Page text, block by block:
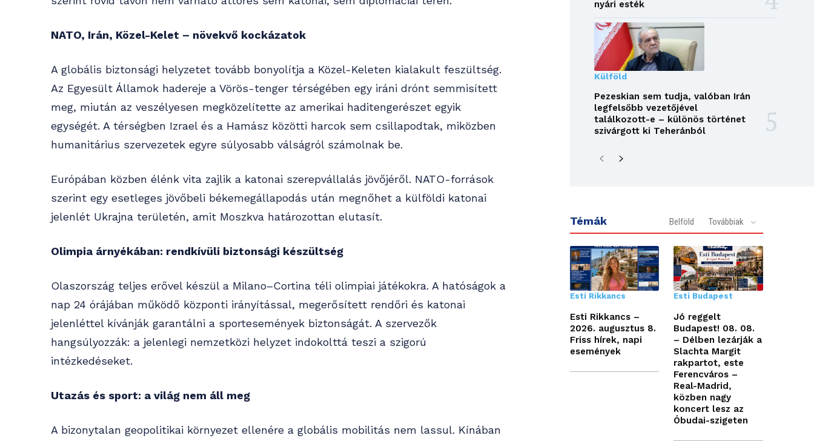
NATO, Irán, Közel-Kelet – növekvő kockázatok
A globális biztonsági helyzetet tovább bonyolítja a Közel-Keleten kialakult feszültség.
Az Egyesült Államok hadereje a Vörös-tenger térségében egy iráni drónt semmisített
meg, miután az veszélyesen megközelítette az amerikai haditengerészet egyik
egységét. A térségben Izrael és a Hamász közötti harcok sem csillapodtak, miközben
humanitárius szervezetek egyre súlyosabb válságról számolnak be.
Európában közben élénk vita zajlik a katonai szerepvállalás jövőjéről. NATO-források
szerint egy esetleges jövőbeli békemegállapodás után megnőhet a külföldi katonai
jelenlét Ukrajna területén, amit Moszkva határozottan elutasít.
Olimpia árnyékában: rendkívüli biztonsági készültség
Olaszország teljes erővel készül a Milano–Cortina téli olimpiai játékokra. A hatóságok a
nap 24 órájában működő központi irányítással, megerősített rendőri és katonai
jelenléttel kívánják garantálni a sportesemények biztonságát. A szervezők
hangsúlyozzák: a jelenlegi nemzetközi helyzet indokolttá teszi a szigorú
intézkedéseket.
Utazás és sport: a világ nem áll meg
A bizonytalan geopolitikai környezet ellenére a globális mobilitás nem lassul. Kínában
nyári esték
Külföld
Pezeskian sem tudja, valóban Irán
legfelsőbb vezetőjével
találkozott-e – különös történet
szivárgott ki Teheránból
Témák Belföld Továbbiak
Esti Rikkancs
Esti Rikkancs –
2026. augusztus 8.
Friss hírek, napi
események
Esti Budapest
Jó reggelt
Budapest! 08. 08.
– Délben lezárják a
Slachta Margit
rakpartot, este
Ferencváros –
Real-Madrid,
közben nagy
koncert lesz az
Óbudai-szigeten